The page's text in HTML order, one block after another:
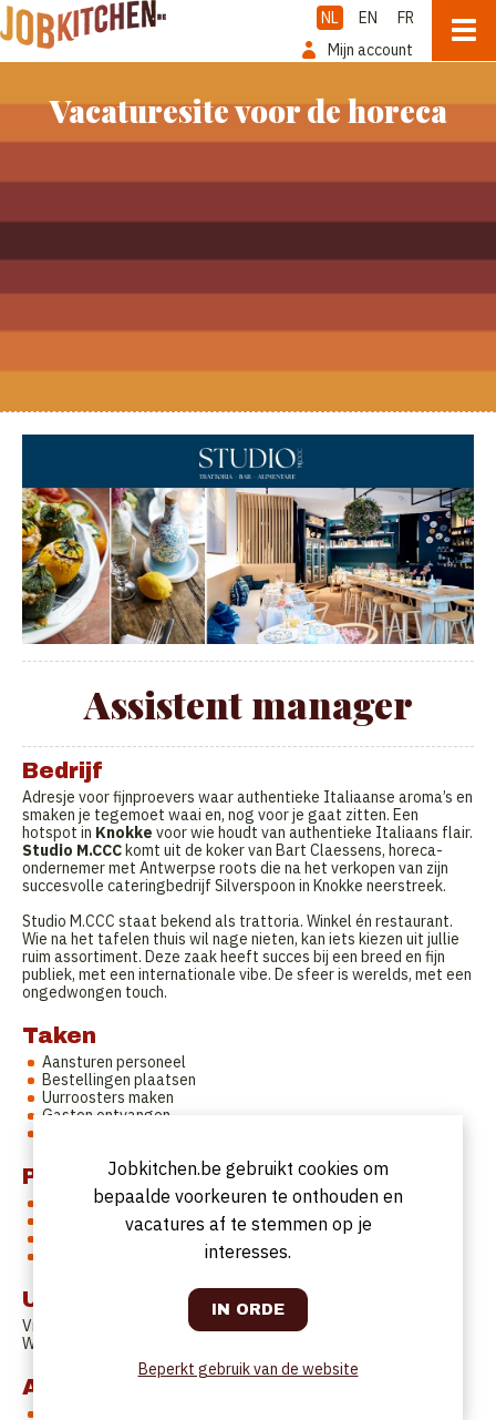
NL EN
FR
Mijn account
Vacaturesite voor de horeca
Assistent manager
Bedrijf
Adresje voor fijnproevers waar authentieke Italiaanse aroma’s en
smaken je tegemoet waai en, nog voor je gaat zitten. Een
hotspot in Knokke voor wie houdt van authentieke Italiaans flair.
Studio M.CCCkomt uit de koker van Bart Claessens, horeca-
ondernemer met Antwerpse roots die na het verkopen van zijn
succesvolle cateringbedrijf Silverspoon in Knokke neerstreek.
Studio M.CCC staat bekend als trattoria. Winkel én restaurant.
Wie na het tafelen thuis wil nage nieten, kan iets kiezen uit jullie
ruim assortiment. Deze zaak heeft succes bij een breed en fijn
publiek, met een internationale vibe. De sfeer is werelds, met een
ongedwongen touch.
Taken
Aansturen personeel
Bestellingen plaatsen
Uurroosters maken
Gasten ontvangen
Profiel
Taalkennis en en ervaring
Kennis van fine dining
Uurrooster
Vrije dagen op maandag en dinsdag
Woensdag tot en met zondag: 12 tot 24 uur
Aanbod
Jobkitchen.be gebruikt cookies om
bepaalde voorkeuren te onthouden en
vacatures af te stemmen op je
interesses.
Beperkt gebruik van de website